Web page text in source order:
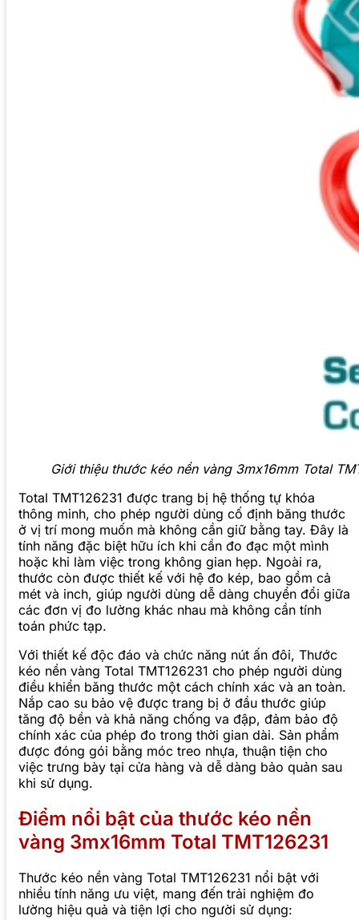
Giới thiệu thước kéo nền vàng 3mx16mm Total
Total TMT126231 được trang bị hệ thống tự khóa
thông minh, cho phép người dùng cố định băng thước
ở vị trí mong muốn mà không cần giữ bằng tay. Đây là
tính năng đặc biệt hữu ích khi cần đo đạc một mình
hoặc khi làm việc trong không gian hẹp. Ngoài ra,
thước còn được thiết kế với hệ đo kép, bao gồm cả
mét và inch, giúp người dùng dễ dàng chuyển đổi giữa
các đơn vị đo lường khác nhau mà không cần tính
toán phức tạp.
Với thiết kế độc đáo và chức năng nút ấn đôi, Thước
kéo nền vàng Total TMT126231 cho phép người dùng
điều khiển băng thước một cách chính xác và an toàn.
Nắp cao su bảo vệ được trang bị ở đầu thước giúp
tăng độ bền và khả năng chống va đập, đảm bảo độ
chính xác của phép đo trong thời gian dài. Sản phẩm
được đóng gói bằng móc treo nhựa, thuận tiện cho
việc trưng bày tại cửa hàng và dễ dàng bảo quản sau
khi sử dụng.
Điểm nổi bật của thước kéo nền
vàng 3mx16mm Total TMT126231
Thước kéo nền vàng Total TMT126231 nổi bật với
nhiều tính năng ưu việt, mang đến trải nghiệm đo
lường hiệu quả và tiện lợi cho người sử dụng: